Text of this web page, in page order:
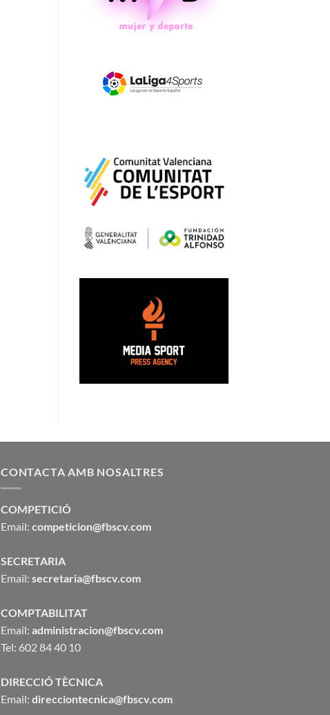
CONTACTA AMB NOSALTRES
COMPETICIÓ
Email: competicion@fbscv.com
SECRETARIA
Email: secretaria@fbscv.com
COMPTABILITAT
Email: administracion@fbscv.com
Tel: 602 84 40 10
DIRECCIÓ TÈCNICA
Email: direcciontecnica@fbscv.com